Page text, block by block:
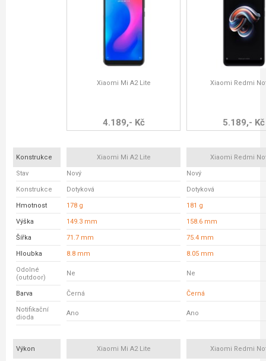
Xiaomi Mi A2 Lite
4.189,- Kč
Xiaomi Redmi
5.189,- Kč
Konstrukce Xiaomi Mi A2 Lite Xiaomi Redmi
Stav Nový Nový
Konstrukce Dotyková Dotyková
Hmotnost 178 g 181 g
Výška 149.3 mm 158.6 mm
Šířka 71.7 mm 75.4 mm
Hloubka 8.8 mm 8.05 mm
Odolné
(outdoor)
Ne Ne
Barva Černá Černá
Notifikační
dioda
Ano Ano
Výkon Xiaomi Mi A2 Lite Xiaomi Redmi